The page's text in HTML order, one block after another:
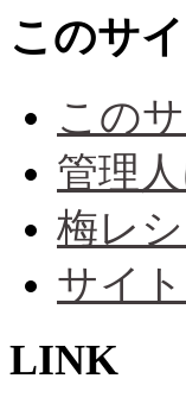
このサ
この
管理
梅レ
サイ
LINK